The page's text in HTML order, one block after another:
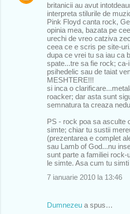
britanicii au avut
interpreta stilurile de
Pink Floyd canta rock,
opinia mea, bazata pe
urechi de vreo catziva
ceea ce e scris pe site-
dupa ce vrei tu sa iau ca
spate...tre sa fie rock;
psihedelic sau de taiat
MESHTERE!!!
si inca o
roacker; dar asta sunt
semnatura ta creaza
PS - rock poa sa asculte
simte; chiar tu sustii
(prezentarea e complet
sau Lamb of God...nu
sunt parte a familiei rock-
le simte. Asa cum tu
7 ianuarie 2010 la 13:46
Dumnezeu a spus…